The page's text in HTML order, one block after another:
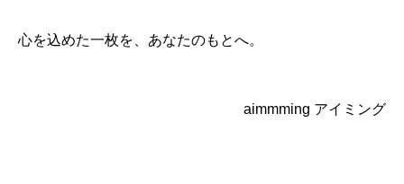
心を込めた一枚を、あなたのもとへ。
aimmming アイミング